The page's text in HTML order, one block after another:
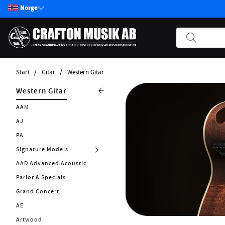
Norge
Start Gitar Western Gitar
Produkter
Start / Nyheter
Gitar
Elgitar
Hollow Body
Resonatorgitarr
Western Gitar
AAM
AJ
PA
Signature Models
AAD Advanced Acoustic
Parlor & Specials
Grand Concert
AE
Artwood
Klassisk og Spansk Gitar
Bass
Pickups
Effektpedaler
Annet strengeinstrumenter
Tilbehør Strengerinstrumenter
Strenger
Forsterker
Kabler